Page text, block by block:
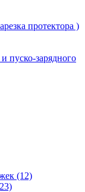
протектора )
пуско-зарядного
(12)